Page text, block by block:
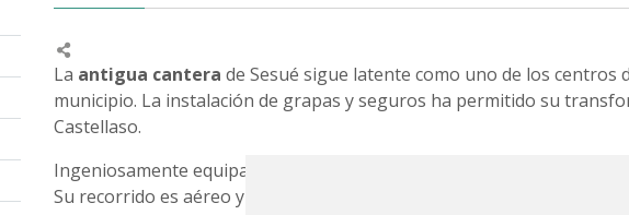
La antigua cantera de Sesué sigue latente como uno de los centros
municipio. La instalación de grapas y seguros ha permitido su
Castellaso.
Ingeniosamente equipada y trazada, es una buena oportunidad para
Su recorrido es aéreo y entretenido, aunque los primeros pasos